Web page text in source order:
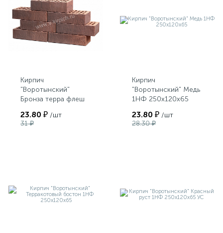
Кирпич
"Воротынский"
Бронза терра флеш
23.80 ₽ /шт
31 ₽
Кирпич
"Воротынский" Медь
1НФ 250х120х65
23.80 ₽ /шт
28.30 ₽